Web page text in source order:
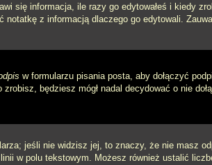
się informacja, ile razy go edytowałeś i kiedy
notatkę z informacją dlaczego go edytowali.
w formularzu pisania posta, aby dołączyć
będziesz mógł nadal decydować o nie
jeśli nie widzisz jej, to znaczy, że nie masz
w polu tekstowym. Możesz również ustalić